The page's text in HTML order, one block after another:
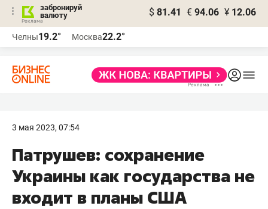
забронируй
валюту
$ 81.41 € 94.06 ¥ 12.06
Челны19.2° Москва22.2°
3 мая 2023, 07:54
Патрушев: сохранение
Украины как государства не
входит в планы США